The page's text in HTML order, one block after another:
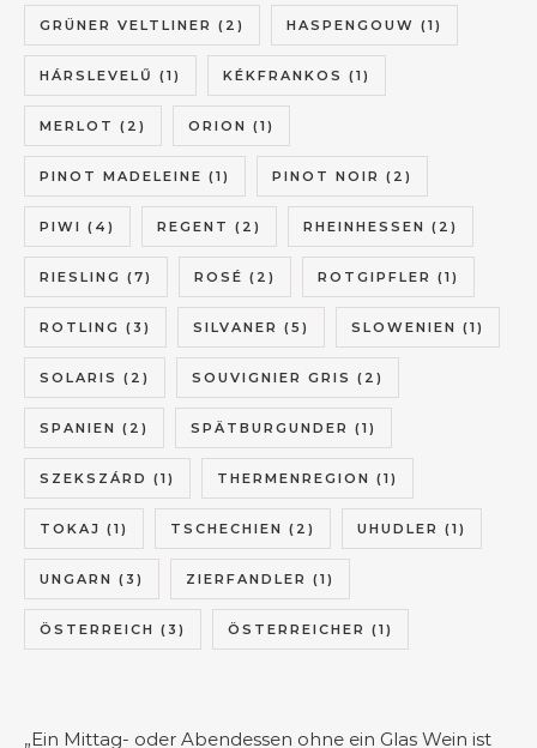
GRÜNER VELTLINER (2) HASPENGOUW (1)
HÁRSLEVELŰ (1) KÉKFRANKOS (1)
MERLOT (2) ORION (1)
PINOT MADELEINE (1) PINOT NOIR (2)
PIWI (4) REGENT (2) RHEINHESSEN (2)
RIESLING (7) ROSÉ (2) ROTGIPFLER (1)
ROTLING (3) SILVANER (5) SLOWENIEN (1)
SOLARIS (2) SOUVIGNIER GRIS (2)
SPANIEN (2) SPÄTBURGUNDER (1)
SZEKSZÁRD (1) THERMENREGION (1)
TOKAJ (1) TSCHECHIEN (2) UHUDLER (1)
UNGARN (3) ZIERFANDLER (1)
ÖSTERREICH (3) ÖSTERREICHER (1)
„Ein Mittag- oder Abendessen ohne ein Glas Wein ist